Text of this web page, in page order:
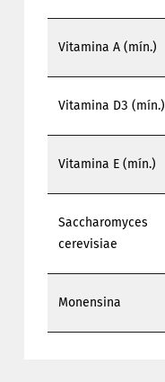
Vitamina A (mín.)
Vitamina D3 (mín.)
Vitamina E (mín.)
Saccharomyces
cerevisiae
Monensina